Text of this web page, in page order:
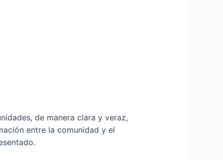
de manera clara y veraz,
entre la comunidad y el